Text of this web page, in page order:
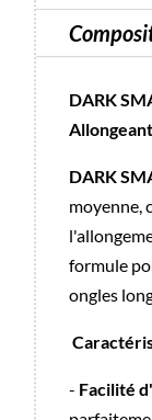
DARK
DARK
moyenne,
formule
ongles
- Facilité